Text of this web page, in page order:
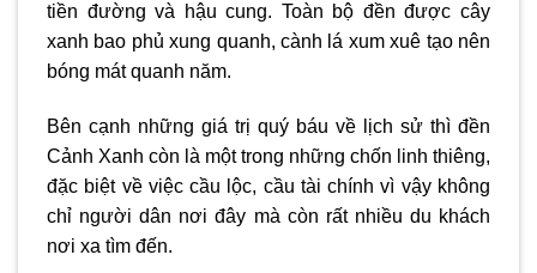
tiền đường và hậu cung. Toàn bộ đền được cây
xanh bao phủ xung quanh, cành lá xum xuê tạo nên
bóng mát quanh năm.
Bên cạnh những giá trị quý báu về lịch sử thì đền
Cảnh Xanh còn là một trong những chốn linh thiêng,
đặc biệt về việc cầu lộc, cầu tài chính vì vậy không
chỉ người dân nơi đây mà còn rất nhiều du khách
nơi xa tìm đến.